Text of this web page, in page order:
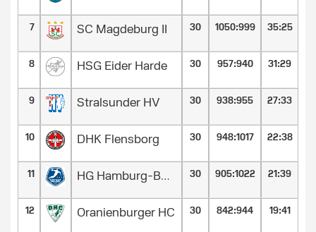
7 SC Magdeburg II 30 1050:999 35:25
8 HSG Eider Harde 30 957:940 31:29
9 Stralsunder HV 30 938:955 27:33
10 DHK Flensborg 30 948:1017 22:38
11 HG Hamburg-Barmbek 30 905:1022 21:39
12 Oranienburger HC 30 842:944 19:41